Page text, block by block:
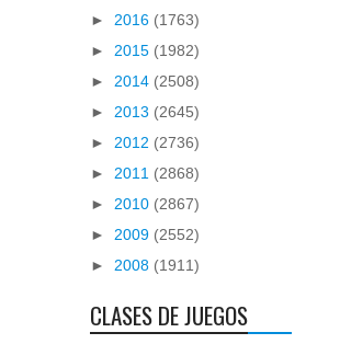
► 2016 (1763)
► 2015 (1982)
► 2014 (2508)
► 2013 (2645)
► 2012 (2736)
► 2011 (2868)
► 2010 (2867)
► 2009 (2552)
► 2008 (1911)
CLASES DE JUEGOS